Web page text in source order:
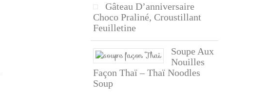
Gâteau D’anniversaire
Choco Praliné, Croustillant
Feuilletine
Soupe Aux
Nouilles
Façon Thaï – Thaï Noodles
Soup